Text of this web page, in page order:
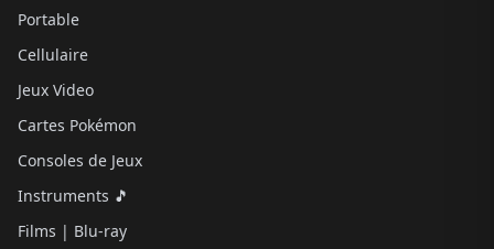
Portable
Cellulaire
Jeux Video
Cartes Pokémon
Consoles de Jeux
Instruments 🎵
Films | Blu-ray